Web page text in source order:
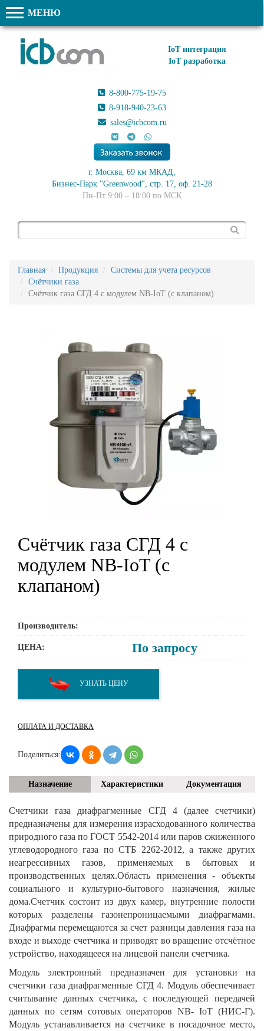
МЕНЮ
IoT интеграция
IoT разработка
8-800-775-19-75
8-918-940-23-63
sales@icbcom.ru
г. Москва, 69 км МКАД,
Бизнес-Парк "Greenwood", стр. 17, оф. 21-28
Пн-Пт 9:00 – 18:00 по МСК
Главная Продукция
Системы для учета ресурсов
Счётчики газа
Счётчик газа СГД 4 с модулем NB-IoT (с клапаном)
Счётчик газа СГД 4 с
модулем NB-IoT (с
клапаном)
Производитель:
ЦЕНА: По запросу
УЗНАТЬ ЦЕНУ
ОПЛАТА И ДОСТАВКА
Поделиться:
Назначение Характеристики Документация
Счетчики газа диафрагменные CГД 4 (далее счетчики)
предназначены для измерения израсходованного количества
природного газа по ГОСТ 5542-2014 или паров сжиженного
углеводородного газа по СТБ 2262-2012, а также других
неагрессивных газов, применяемых в бытовых и
производственных целях.Область применения - объекты
социального и культурно-бытового назначения, жилые
дома.Счетчик состоит из двух камер, внутренние полости
которых разделены газонепроницаемыми диафрагмами.
Диафрагмы перемещаются за счет разницы давления газа на
входе и выходе счетчика и приводят во вращение отсчётное
устройство, находящееся на лицевой панели счетчика.
Модуль электронный предназначен для установки на
счетчики газа диафрагменные CГД 4. Модуль обеспечивает
считывание данных счетчика, с последующей передачей
данных по сетям сотовых операторов NB- IoT (НИС-Г).
Модуль устанавливается на счетчике в посадочное место,